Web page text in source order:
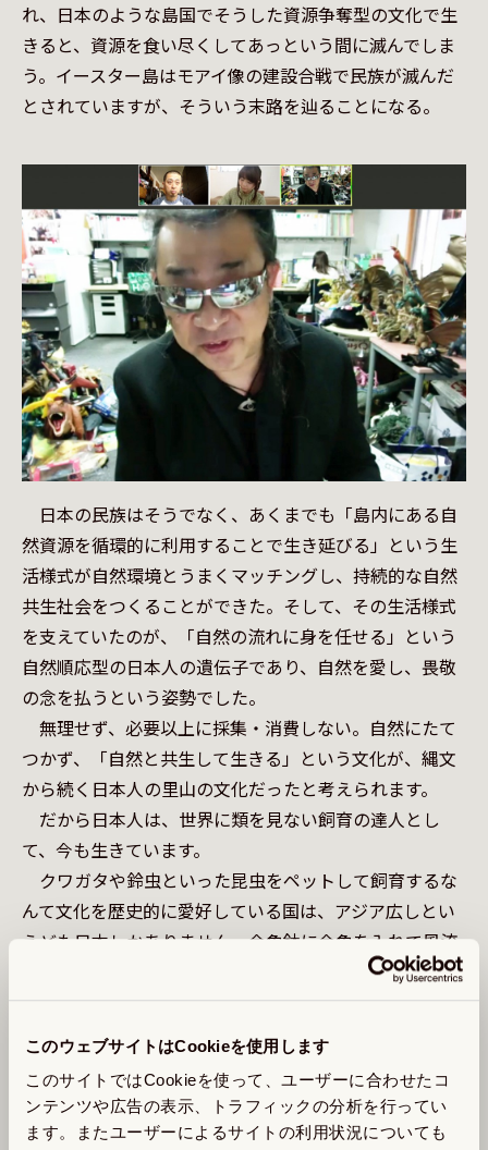
このウェブサイトはCookieを使用します
このサイトではCookieを使って、ユーザーに合わせたコ
ンテンツや広告の表示、トラフィックの分析を行ってい
ます。またユーザーによるサイトの利用状況についても
れ、日本のような島国でそうした資源争奪型の文化で生
きると、資源を食い尽くしてあっという間に滅んでしま
う。イースター島はモアイ像の建設合戦で民族が滅んだ
とされていますが、そういう末路を辿ることになる。
日本の民族はそうでなく、あくまでも「島内にある自
然資源を循環的に利用することで生き延びる」という生
活様式が自然環境とうまくマッチングし、持続的な自然
共生社会をつくることができた。そして、その生活様式
を支えていたのが、「自然の流れに身を任せる」という
自然順応型の日本人の遺伝子であり、自然を愛し、畏敬
の念を払うという姿勢でした。
無理せず、必要以上に採集・消費しない。自然にたて
つかず、「自然と共生して生きる」という文化が、縄文
から続く日本人の里山の文化だったと考えられます。
だから日本人は、世界に類を見ない飼育の達人とし
て、今も生きています。
クワガタや鈴虫といった昆虫をペットして飼育するな
んて文化を歴史的に愛好している国は、アジア広しとい
えども日本しかありません。金魚鉢に金魚を入れて風流
を楽しみ、しまいには盆栽という形で木々すらも愛玩植
物として身近においておく。これらの飼育芸は全て自然
と生物を愛してやまない日本人の性（さが）を表してい
ます。
自然を愛し、自然を敬っていた証拠に、この国には八
百万（ヤオヨロズ）も神さまがいるわけです。こんなに